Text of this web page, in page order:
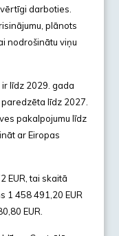
darboties.
plānots
nodrošinātu viņu
līdz 2029. gada
līdz 2027.
pakalpojumu līdz
ar Eiropas
EUR, tai skaitā
1 458 491,20 EUR
EUR.